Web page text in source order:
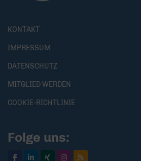
KONTAKT
IMPRESSUM
DATENSCHUTZ
MITGLIED WERDEN
COOKIE-RICHTLINIE
Folge uns: